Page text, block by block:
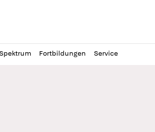
Spektrum Fortbildungen Service